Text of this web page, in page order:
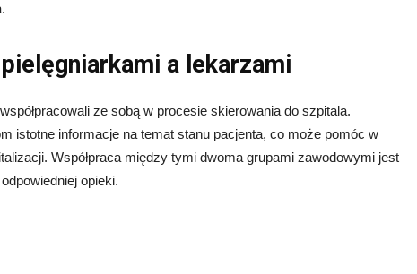
a lekarzami
ze sobą w procesie skierowania do szpitala.
istotne informacje na temat stanu pacjenta, co może pomóc w
Współpraca między tymi dwoma grupami zawodowymi jest
opieki.